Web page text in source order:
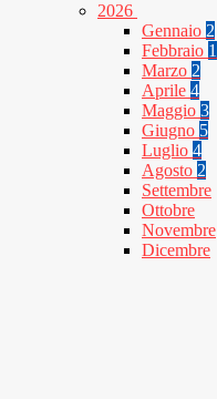
2026
Gennaio 2
Febbraio 1
Marzo 2
Aprile 4
Maggio 3
Giugno 5
Luglio 4
Agosto 2
Settembre
Ottobre
Novembre
Dicembre